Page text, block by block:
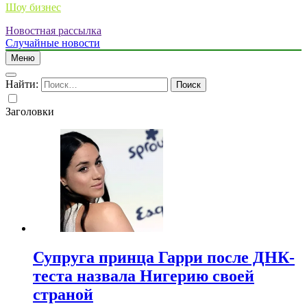
Шоу бизнес
Новостная рассылка
Случайные новости
Меню
Найти:
Заголовки
Супруга принца Гарри после ДНК-
теста назвала Нигерию своей
страной